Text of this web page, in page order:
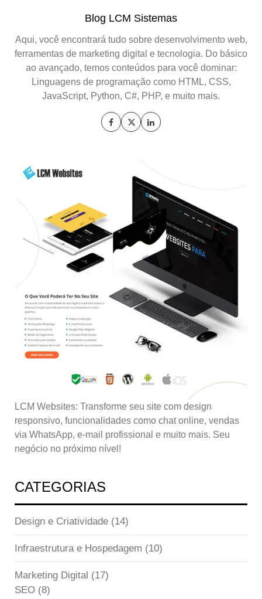
Blog LCM Sistemas
Aqui, você encontrará tudo sobre desenvolvimento web,
ferramentas de marketing digital e tecnologia. Do básico
ao avançado, temos conteúdos para você dominar:
Linguagens de programação como HTML, CSS,
JavaScript, Python, C#, PHP, e muito mais.
LCM Websites: Transforme seu site com design
responsivo, funcionalidades como chat online, vendas
via WhatsApp, e-mail profissional e muito mais. Seu
negócio no próximo nível!
CATEGORIAS
Design e Criatividade (14)
Infraestrutura e Hospedagem (10)
Marketing Digital (17)
SEO (8)